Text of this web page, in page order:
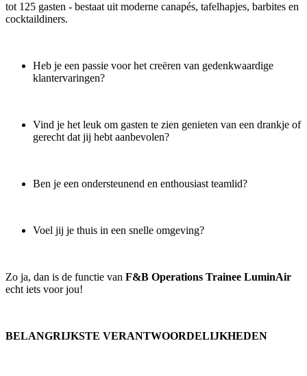
tot 125 gasten - bestaat uit moderne canapés, tafelhapjes, barbites en
cocktaildiners.
Heb je een passie voor het creëren van gedenkwaardige
klantervaringen?
Vind je het leuk om gasten te zien genieten van een drankje of
gerecht dat jij hebt aanbevolen?
Ben je een ondersteunend en enthousiast teamlid?
Voel jij je thuis in een snelle omgeving?
Zo ja, dan is de functie van F&B Operations Trainee LuminAir
echt iets voor jou!
BELANGRIJKSTE VERANTWOORDELIJKHEDEN